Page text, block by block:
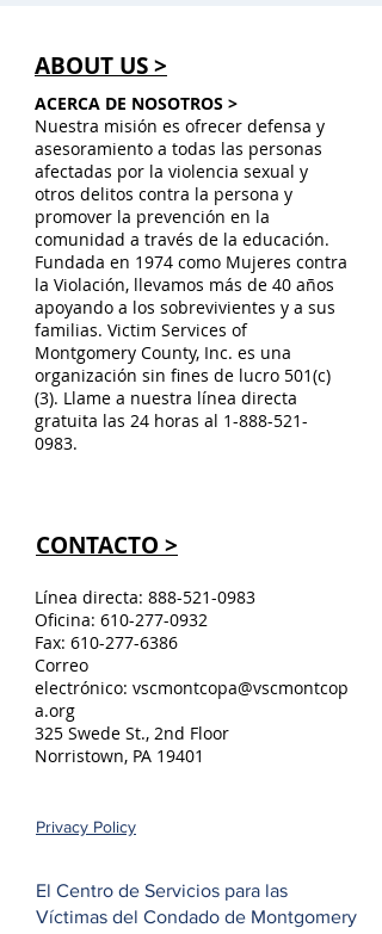
ABOUT US >
ACERCA DE NOSOTROS >
Nuestra misión es ofrecer defensa y
asesoramiento a todas las personas
afectadas por la violencia sexual y
otros delitos contra la persona y
promover la prevención en la
comunidad a través de la educación.
Fundada en 1974 como Mujeres contra
la Violación, llevamos más de 40 años
apoyando a los sobrevivientes y a sus
familias. Victim Services of
Montgomery County, Inc. es una
organización sin fines de lucro 501(c)
(3). Llame a nuestra línea directa
gratuita las 24 horas al 1-888-521-
0983.
CONTACTO >
Línea directa: 888-521-0983
Oficina: 610-277-0932
Fax: 610-277-6386
Correo
electrónico: vscmontcopa@vscmontcop
a.org
325 Swede St., 2nd Floor
Norristown, PA 19401
Privacy Policy
El Centro de Servicios para las
Víctimas del Condado de Montgomery